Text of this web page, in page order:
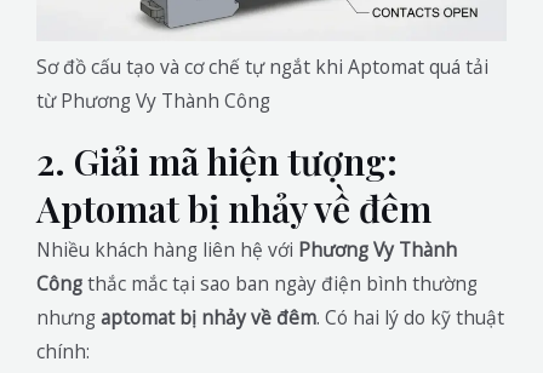
Sơ đồ cấu tạo và cơ chế tự ngắt khi Aptomat quá tải
từ Phương Vy Thành Công
2. Giải mã hiện tượng:
Aptomat bị nhảy về đêm
Nhiều khách hàng liên hệ với Phương Vy Thành
Côngthắc mắc tại sao ban ngày điện bình thường
nhưngaptomat bị nhảy về đêm. Có hai lý do kỹ thuật
chính: